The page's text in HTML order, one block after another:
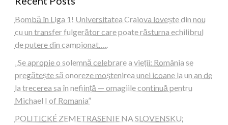
Bombă în Liga 1! Universitatea Craiova lovește din nou
cu un transfer fulgerător care poate răsturna echilibrul
de putere din campionat…..
„Se apropie o solemnă celebrare a vieții: România se
pregătește să onoreze moștenirea unei icoane la un an de
la trecerea sa în neființă — omagiile continuă pentru
Michael I of Romania”
POLITICKÉ ZEMETRASENIE NA SLOVENSKU: